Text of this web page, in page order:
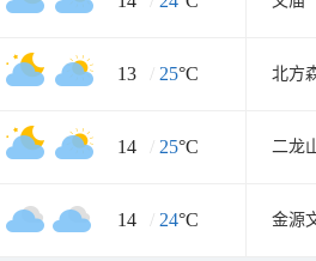
13 / 25°C 北方
14 / 25°C 二龙
14 / 24°C